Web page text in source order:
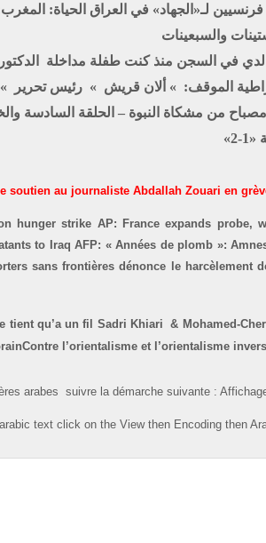
لـ«الجهاد» في العراق الحياة:
والسبعينات
في السجن منذ كنت طفلة مداخلة
الموقف: » ألان قريش » رئيس تحرير »
مصباح من مشكاة النبوة – الحلقة السادسة
2»
soutien au journaliste Abdallah Zouari en
hunger strike AP: France expands probe,
to IraqAFP: « Années de plomb »:
sans frontières dénonce le harcèlement
tient qu’a un fil Sadri Khiari & Mohamed-
l’orientalisme et l’orientalisme
arabes suivre la démarche suivante:
arabic text click on the ViewthenEncoding then